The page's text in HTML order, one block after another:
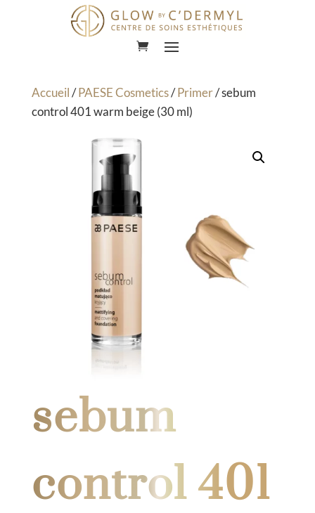
Accueil/PAESE Cosmetics/Primer/ sebum
control 401 warm beige (30 ml)
sebum
control 401